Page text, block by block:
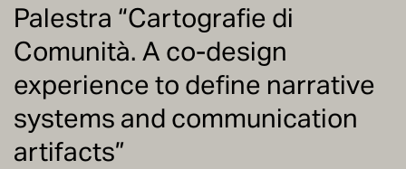
Formação
Palestra “Cartografie di
Comunità. A co-design
experience to define narrative
systems and communication
artifacts”